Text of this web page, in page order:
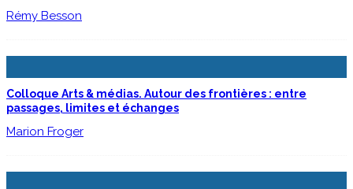
Rémy Besson
Colloque Arts & médias. Autour des frontières : entre
passages, limites et échanges
Marion Froger